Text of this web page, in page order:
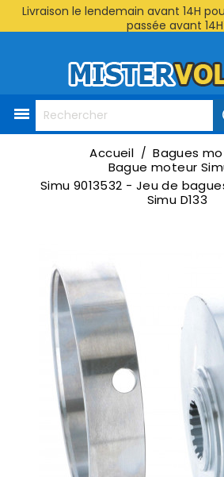
Livraison le lendemain avant 14H
passée avant

Accueil
Bagues
Bague moteur
Simu 9013532 - Jeu de
Simu D133